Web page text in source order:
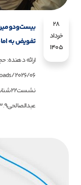
28
خرداد
1405
تفویض به
عبدالصالحی1405.3.9.mp3"][/audio]